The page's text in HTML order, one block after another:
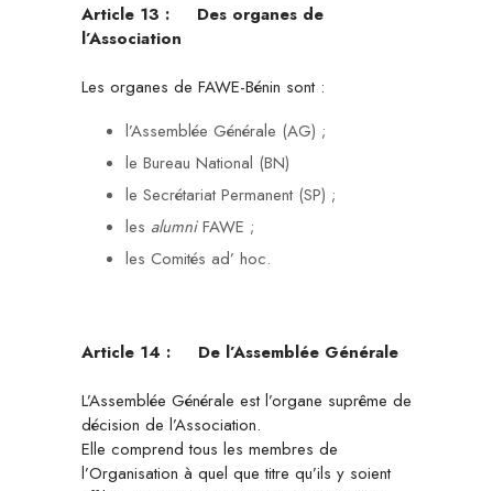
Article 13 :
Des organes de
l’Association
Les organes de FAWE-Bénin sont :
l’Assemblée Générale (AG) ;
le Bureau National (BN)
le Secrétariat Permanent (SP) ;
les alumniFAWE ;
les Comités ad’ hoc.
Article 14 :
De l’Assemblée Générale
L’Assemblée Générale est l’organe suprême de
décision de l’Association.
Elle comprend tous les membres de
l’Organisation à quel que titre qu’ils y soient